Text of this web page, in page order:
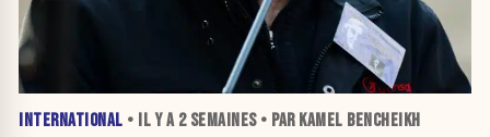
INTERNATIONAL • IL Y A 2 SEMAINES• PAR KAMEL BENCHEIKH